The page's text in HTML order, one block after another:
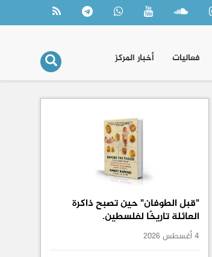
فعاليات أخبار المركز
"قبل الطوفان" حين تصبح ذاكرة
العائلة تاريخًا لفلسطين.
4 أغسطس 2026